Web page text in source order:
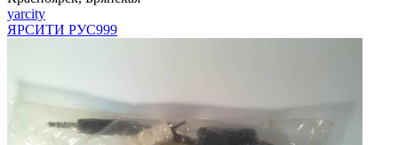
yarcity
ЯРСИТИ РУС999